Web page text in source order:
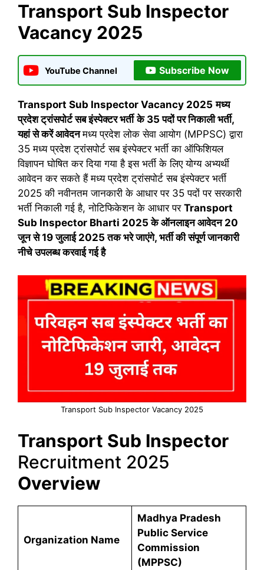
Transport Sub Inspector
Vacancy 2025
YouTube Channel Subscribe Now
Transport Sub Inspector Vacancy 2025 मध्य
प्रदेश ट्रांसपोर्ट सब इंस्पेक्टर भर्ती के 35 पदों पर निकाली भर्ती,
यहां से करें आवेदनमध्य प्रदेश लोक सेवा आयोग (MPPSC) द्वारा
35 मध्य प्रदेश ट्रांसपोर्ट सब इंस्पेक्टर भर्ती का ऑफिशियल
विज्ञापन घोषित कर दिया गया है इस भर्ती के लिए योग्य अभ्यर्थी
आवेदन कर सकते हैं मध्य प्रदेश ट्रांसपोर्ट सब इंस्पेक्टर भर्ती
2025 की नवीनतम जानकारी के आधार पर 35 पदों पर सरकारी
भर्ती निकाली गई है, नोटिफिकेशन के आधार पर Transport
Sub Inspector Bharti 2025 के ऑनलाइन आवेदन 20
जून से 19 जुलाई 2025 तक भरे जाएंगे, भर्ती की संपूर्ण जानकारी
नीचे उपलब्ध करवाई गई है
Transport Sub Inspector Vacancy 2025
Transport Sub Inspector
Recruitment 2025
Overview
Organization Name
Madhya Pradesh
Public Service
Commission
(MPPSC)